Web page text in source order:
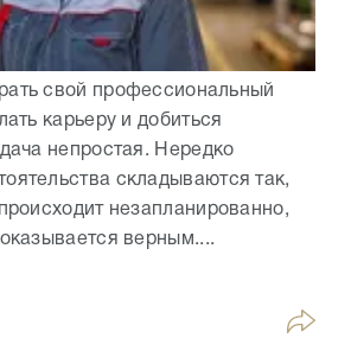
свой профессиональный
карьеру и добиться
непростая. Нередко
складываются так,
незапланированно,
верным....